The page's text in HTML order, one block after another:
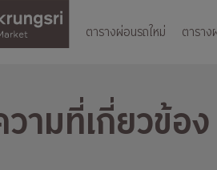
ตารางผ่อนรถใหม่ ตาราง
ามที่เกี่ยวข้อง